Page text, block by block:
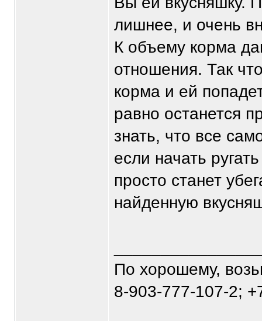
лишнее, и очень
К объему корма
отношения. Так
корма и ей
равно останется
знать, что все
если начать
просто станет
найденную
По хорошему,
8-903-777-107-2;